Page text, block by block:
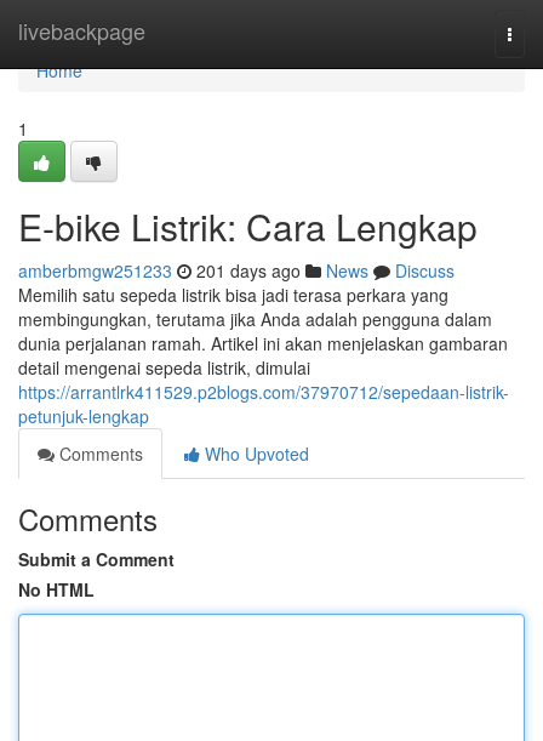
livebackpage
Home
Home
1
E-bike Listrik: Cara Lengkap
amberbmgw251233 201 days ago News
Discuss
Memilih satu sepeda listrik bisa jadi terasa perkara yang
membingungkan, terutama jika Anda adalah pengguna dalam
dunia perjalanan ramah. Artikel ini akan menjelaskan gambaran
detail mengenai sepeda listrik, dimulai
https://arrantlrk411529.p2blogs.com/37970712/sepedaan-listrik-
petunjuk-lengkap
Comments
Who Upvoted
Comments
Submit a Comment
No HTML